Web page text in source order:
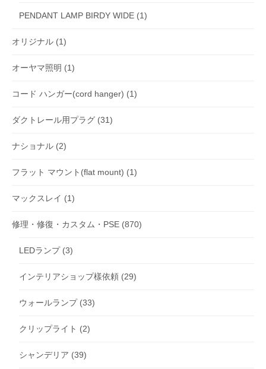
PENDANT LAMP BIRDY WIDE (1)
オリジナル (1)
オーヤマ照明 (1)
コード ハンガー(cord hanger) (1)
ダクトレール用プラグ (31)
ナショナル (2)
フラット マウント(flat mount) (1)
マックスレイ (1)
修理・修復・カスタム・PSE (870)
LEDランプ(3)
インテリアショップ樣依頼 (29)
ウォールランプ(33)
クリップライト (2)
シャンデリア (39)